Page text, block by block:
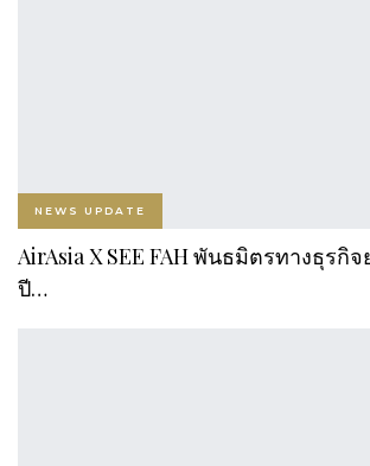
NEWS UPDATE
AirAsia X SEE FAH พันธมิตรทางธุรกิ
ปี…